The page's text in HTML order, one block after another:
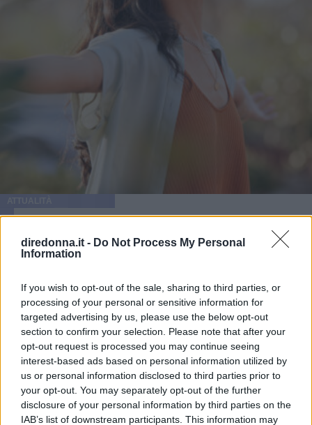
diredonna.it - Do Not Process My Personal
Information
If you wish to opt-out of the sale, sharing to third parties, or
processing of your personal or sensitive information for
targeted advertising by us, please use the below opt-out
section to confirm your selection. Please note that after your
opt-out request is processed you may continue seeing
interest-based ads based on personal information utilized by
us or personal information disclosed to third parties prior to
your opt-out. You may separately opt-out of the further
disclosure of your personal information by third parties on the
IAB’s list of downstream participants. This information may
Frasi sulla libertà: le più belle da
condividere e su cui riflettere
Alcune frasi sulla libertà pronunciate o scritte da artisti o
personaggi famosi: così il concetto è stato esplorato in
diversi ambiti.
PERDITA DURANGO